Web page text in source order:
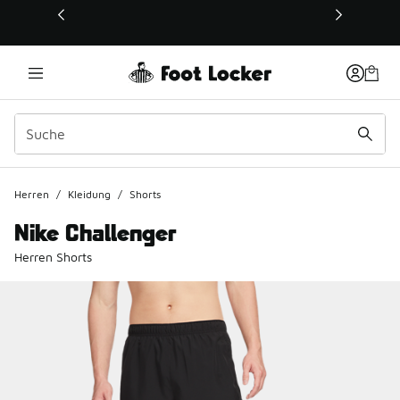
Dieser Link öffnet sich in einem neuen Fenster
Herren / Kleidung / Shorts
Nike Challenger
Herren Shorts